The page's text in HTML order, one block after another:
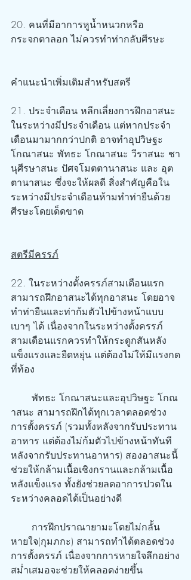
20. คนที่มีอาการหูน้ำหนวกหรือ
กระจกตาลอก ไม่ควรทำท่ากลับศีรษะ
คำแนะนำเพิ่มเติมสำหรับสตรี
21. ประจำเดือน หลีกเลี่ยงการฝึกอาสนะ
ในระหว่างมีประจำเดือน แต่หากประจำ
เดือนมามากกว่าปกติ อาจทำอุปวิษฐะ
โกณาสนะ พัทธะ โกณาสนะ วีราสนะ ชา
นุศีรษาสนะ ปัศจโมตตานาสนะ และ อุต
ตานาสนะ ซึ่งจะให้ผลดี สิ่งสำคัญคือใน
ระหว่างมีประจำเดือนห้ามทำท่ายืนด้วย
ศีรษะโดยเด็ดขาด
สตรีมีครรภ์
22. ในระหว่างตั้งครรภ์สามเดือนแรก
สามารถฝึกอาสนะได้ทุกอาสนะ โดยอาจ
ทำท่ายืนและท่าก้มตัวไปข้างหน้าแบบ
เบาๆ ได้ เนื่องจากในระหว่างตั้งครรภ์
สามเดือนแรกควรทำให้กระดูกสันหลัง
แข็งแรงและยืดหยุ่น แต่ต้องไม่ให้มีแรงกด
ที่ท้อง
าสนะ สามารถฝึกได้ทุกเวลาตลอดช่วง
การตั้งครรภ์ (รวมทั้งหลังจากรับประทาน
อาหาร แต่ต้องไม่ก้มตัวไปข้างหน้าทันที
หลังจากรับประทานอาหาร) สองอาสนะนี้
ช่วยให้กล้ามเนื้อเชิงกรานและกล้ามเนื้อ
หลังแข็งแรง ทั้งยังช่วยลดอาการปวดใน
ระหว่างคลอดได้เป็นอย่างดี
หายใจ(กุมภกะ) สามารถทำได้ตลอดช่วง
การตั้งครรภ์ เนื่องจากการหายใจลึกอย่าง
สม่ำเสมอจะช่วยให้คลอดง่ายขึ้น